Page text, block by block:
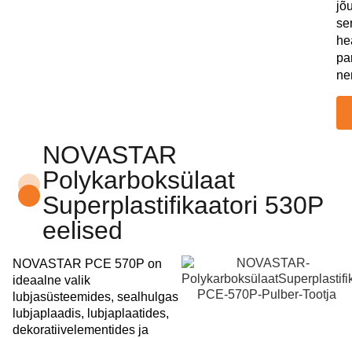
NOVASTAR
Polykarboksülaat
Superplastifikaatori 530P
eelised
NOVASTAR PCE 570P on
ideaalne valik
lubjasüsteemides, sealhulgas
lubjaplaadis, lubjaplaatides,
dekoratiivelementides ja